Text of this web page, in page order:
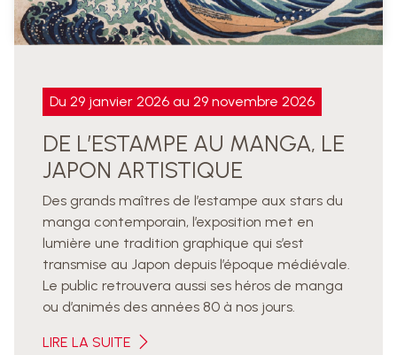
Du 29 janvier 2026 au 29 novembre 2026
DE L’ESTAMPE AU MANGA, LE
JAPON ARTISTIQUE
Des grands maîtres de l’estampe aux stars du
manga contemporain, l’exposition met en
lumière une tradition graphique qui s’est
transmise au Japon depuis l’époque médiévale.
Le public retrouvera aussi ses héros de manga
ou d’animés des années 80 à nos jours.
LIRE LA SUITE